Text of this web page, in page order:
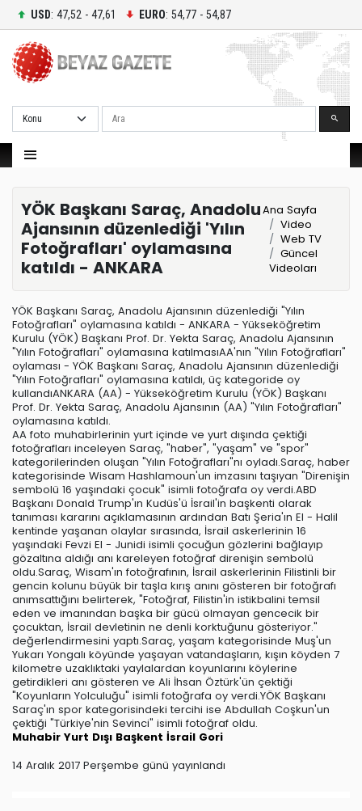
USD: 47,52 - 47,61 EURO: 54,77 - 54,87
Ara
YÖK Başkanı Saraç, Anadolu
Ajansının düzenlediği 'Yılın
Fotoğrafları' oylamasına
katıldı - ANKARA
Ana Sayfa
Video
Web TV
Güncel
Videoları
YÖK Başkanı Saraç, Anadolu Ajansının düzenlediği "Yılın
Fotoğrafları" oylamasına katıldı - ANKARA - Yükseköğretim
Kurulu (YÖK) Başkanı Prof. Dr. Yekta Saraç, Anadolu Ajansının
"Yılın Fotoğrafları" oylamasına katılmasıAA'nın "Yılın Fotoğrafları"
oylaması - YÖK Başkanı Saraç, Anadolu Ajansının düzenlediği
"Yılın Fotoğrafları" oylamasına katıldı, üç kategoride oy
kullandıANKARA (AA) - Yükseköğretim Kurulu (YÖK) Başkanı
Prof. Dr. Yekta Saraç, Anadolu Ajansının (AA) "Yılın Fotoğrafları"
oylamasına katıldı.
AA foto muhabirlerinin yurt içinde ve yurt dışında çektiği
fotoğrafları inceleyen Saraç, "haber", "yaşam" ve "spor"
kategorilerinden oluşan "Yılın Fotoğrafları"nı oyladı.Saraç, haber
kategorisinde Wisam Hashlamoun'un imzasını taşıyan "Direnişin
sembolü 16 yaşındaki çocuk" isimli fotoğrafa oy verdi.ABD
Başkanı Donald Trump'ın Kudüs'ü İsrail'in başkenti olarak
tanıması kararını açıklamasının ardından Batı Şeria'ın El - Halil
kentinde yaşanan olaylar sırasında, İsrail askerlerinin 16
yaşındaki Fevzi El - Junidi isimli çocuğun gözlerini bağlayıp
gözaltına aldığı anı kareleyen fotoğraf direnişin sembolü
oldu.Saraç, Wisam'ın fotoğrafının, İsrail askerlerinin Filistinli bir
gencin kolunu büyük bir taşla kırış anını gösteren bir fotoğrafı
anımsattığını belirterek, "Fotoğraf, Filistin'in istikbalini temsil
eden ve imanından başka bir gücü olmayan gencecik bir
çocuktan, İsrail devletinin ne denli korktuğunu gösteriyor."
değerlendirmesini yaptı.Saraç, yaşam kategorisinde Muş'un
Yukarı Yongalı köyünde yaşayan vatandaşların, kışın köyden 7
kilometre uzaklıktaki yaylalardan koyunlarını köylerine
getirdikleri anı gösteren ve Ali İhsan Öztürk'ün çektiği
"Koyunların Yolculuğu" isimli fotoğrafa oy verdi.YÖK Başkanı
Saraç'ın spor kategorisindeki tercihi ise Abdullah Coşkun'un
çektiği "Türkiye'nin Sevinci" isimli fotoğraf oldu.
Muhabir Yurt Dışı Başkent İsrail Gori
14 Aralık 2017 Perşembe günü yayınlandı